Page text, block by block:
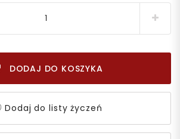
DODAJ DO KOSZYKA
Dodaj do listy życzeń